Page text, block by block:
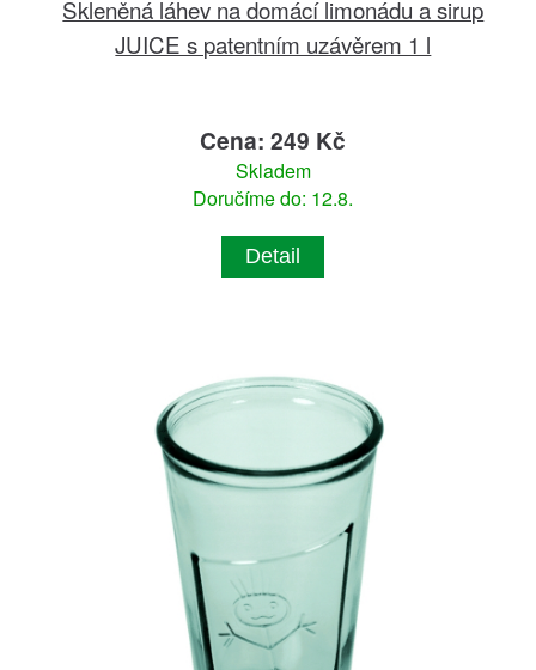
Skleněná láhev na domácí limonádu a sirup
JUICE s patentním uzávěrem 1 l
Cena: 249 Kč
Skladem
Doručíme do: 12.8.
Detail